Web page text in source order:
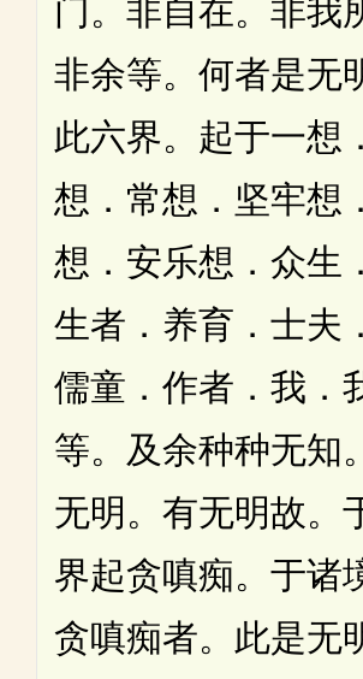
门。非自在。非我
非余等。何者是无
此六界。起于一想
想．常想．坚牢想
想．安乐想．众生
生者．养育．士夫
儒童．作者．我．
等。及余种种无知
无明。有无明故。
界起贪嗔痴。于诸
贪嗔痴者。此是无